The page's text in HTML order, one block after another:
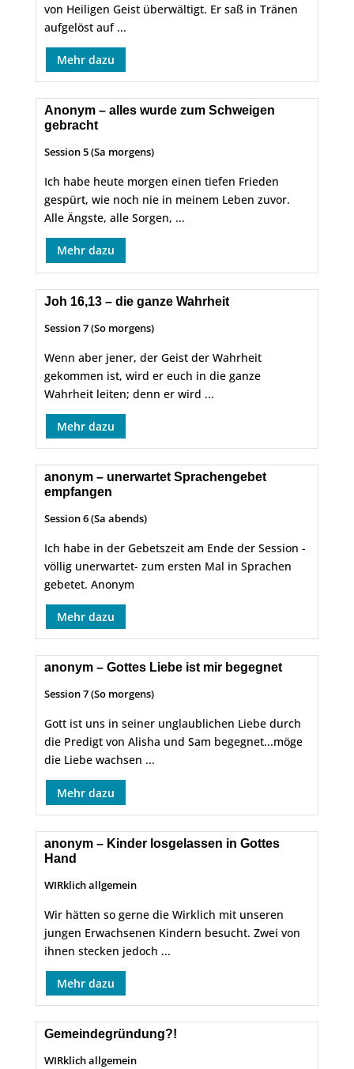
von Heiligen Geist überwältigt. Er saß in Tränen
aufgelöst auf ...
Mehr dazu
Anonym – alles wurde zum Schweigen
gebracht
Session 5 (Sa morgens)
Ich habe heute morgen einen tiefen Frieden
gespürt, wie noch nie in meinem Leben zuvor.
Alle Ängste, alle Sorgen, ...
Mehr dazu
Joh 16,13 – die ganze Wahrheit
Session 7 (So morgens)
Wenn aber jener, der Geist der Wahrheit
gekommen ist, wird er euch in die ganze
Wahrheit leiten; denn er wird ...
Mehr dazu
anonym – unerwartet Sprachengebet
empfangen
Session 6 (Sa abends)
Ich habe in der Gebetszeit am Ende der Session -
völlig unerwartet- zum ersten Mal in Sprachen
gebetet. Anonym
Mehr dazu
anonym – Gottes Liebe ist mir begegnet
Session 7 (So morgens)
Gott ist uns in seiner unglaublichen Liebe durch
die Predigt von Alisha und Sam begegnet...möge
die Liebe wachsen ...
Mehr dazu
anonym – Kinder losgelassen in Gottes
Hand
WIRklich allgemein
Wir hätten so gerne die Wirklich mit unseren
jungen Erwachsenen Kindern besucht. Zwei von
ihnen stecken jedoch ...
Mehr dazu
Gemeindegründung?!
WIRklich allgemein